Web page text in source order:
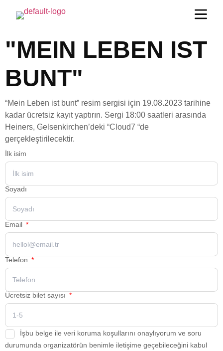
"MEIN LEBEN IST
BUNT"
“Mein Leben ist bunt” resim sergisi için 19.08.2023 tarihine
kadar ücretsiz kayıt yaptırın. Sergi 18:00 saatleri arasında
Heiners, Gelsenkirchen’deki “Cloud7 “de
gerçekleştirilecektir.
İlk isim
Soyadı
Email
Telefon
Ücretsiz bilet sayısı
İşbu belge ile veri koruma koşullarını onaylıyorum ve soru
durumunda organizatörün benimle iletişime geçebileceğini kabul